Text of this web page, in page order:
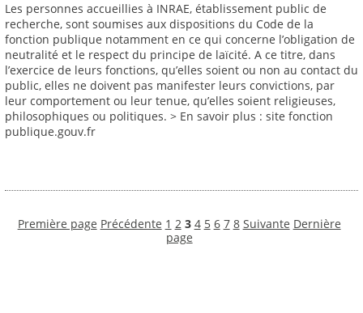
Les personnes accueillies à INRAE, établissement public de
recherche, sont soumises aux dispositions du Code de la
fonction publique notamment en ce qui concerne l’obligation de
neutralité et le respect du principe de laïcité. A ce titre, dans
l’exercice de leurs fonctions, qu’elles soient ou non au contact du
public, elles ne doivent pas manifester leurs convictions, par
leur comportement ou leur tenue, qu’elles soient religieuses,
philosophiques ou politiques. > En savoir plus : site fonction
publique.gouv.fr
Première page Précédente 1 2 3 4 5 6 7 8 Suivante Dernière
page